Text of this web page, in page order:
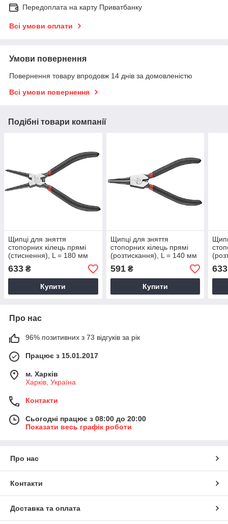
Передоплата на карту Приватбанку
Всі умови оплати
Умови повернення
Повернення товару впродовж 14 днів за домовленістю
Всі умови повернення
Подібні товари компанії
Щипці для зняття
стопорних кілець прямі
(стиснення), L = 180 мм
(FORCE 609ASC)
633 ₴
Купити
Щипці для зняття
стопорних кілець прямі
(розтискання), L = 140 мм
(FORCE 60905ASO)
591₴
Купити
633
Про нас
96% позитивних з 73 відгуків за рік
Працює з 15.01.2017
м. Харків
Харків, Україна
Контакти
Сьогодні працює з 08:00 до 20:00
Показати весь графік роботи
Про нас
Контакти
Доставка та оплата